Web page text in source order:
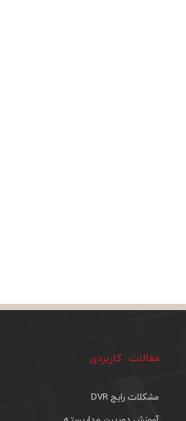
مقالات کاربردی
مشکلات رایج DVR